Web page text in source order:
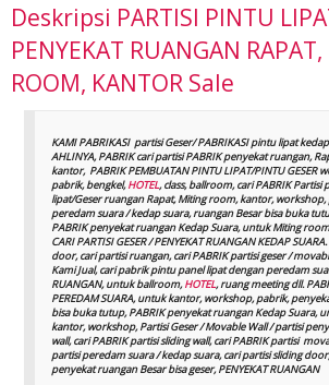
Deskripsi PARTISI PINTU
PENYEKAT RUANGAN
ROOM, KANTOR Sale
KAMI PABRIKASI partisi Geser/ PABRIKASI pintu lipat
AHLINYA, PABRIK cari partisi PABRIK penyekat ruangan,
kantor, PABRIK PEMBUATAN PINTU LIPAT/PINTU GESER
pabrik, bengkel,HOTEL, class, ballroom, cari PABRIK Partisi
lipat/Geser ruangan Rapat, Miting room, kantor, workshop,
peredam suara / kedap suara, ruangan Besar bisa buka
PABRIK penyekat ruangan Kedap Suara, untuk Miting
CARI PARTISI GESER / PENYEKAT RUANGAN KEDAP
door, cari partisi ruangan, cari PABRIK partisi geser /
Kami Jual, cari pabrik pintu panel lipat dengan peredam
RUANGAN, untuk ballroom,HOTEL, ruang meeting dll.
PEREDAM SUARA, untuk kantor, workshop, pabrik,
bisa buka tutup, PABRIK penyekat ruangan Kedap Suara,
kantor, workshop, Partisi Geser / Movable Wall / partisi
wall, cari PABRIK partisi sliding wall, cari PABRIK partisi
partisi peredam suara / kedap suara, cari partisi sliding
penyekat ruangan Besar bisa geser, PENYEKAT RUANGAN